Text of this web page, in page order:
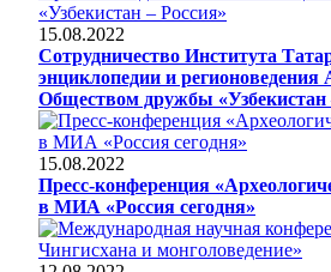
15.08.2022
Сотрудничество Института
энциклопедии и
Обществом дружбы «Узбекистан
15.08.2022
Пресс-конференция
в МИА «Россия сегодня»